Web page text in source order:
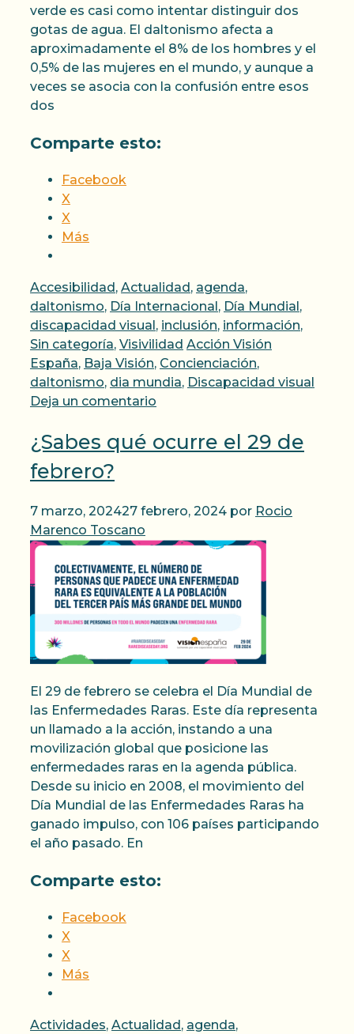
verde es casi como intentar distinguir dos
gotas de agua. El daltonismo afecta a
aproximadamente el 8% de los hombres y el
0,5% de las mujeres en el mundo, y aunque a
veces se asocia con la confusión entre esos
dos
Comparte esto:
Facebook
X
X
Más
Categorías
Accesibilidad, Actualidad, agenda,
daltonismo, Día Internacional, Día Mundial,
discapacidad visual, inclusión, información,
Sin categoría, Visivilidad Etiquetas
Acción Visión
España, Baja Visión, Concienciación,
daltonismo, dia mundia, Discapacidad visual
Deja un comentario
¿Sabes qué ocurre el 29 de
febrero?
7 marzo, 202427 febrero, 2024 por Rocio
Marenco Toscano
El 29 de febrero se celebra el Día Mundial de
las Enfermedades Raras. Este día representa
un llamado a la acción, instando a una
movilización global que posicione las
enfermedades raras en la agenda pública.
Desde su inicio en 2008, el movimiento del
Día Mundial de las Enfermedades Raras ha
ganado impulso, con 106 países participando
el año pasado. En
Comparte esto:
Facebook
X
X
Más
Categorías
Actividades, Actualidad , agenda,